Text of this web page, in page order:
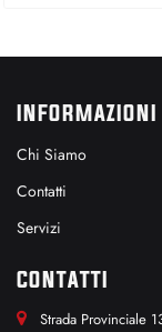
INFORMAZIONI
Chi Siamo
Contatti
Servizi
CONTATTI
Strada Provinciale